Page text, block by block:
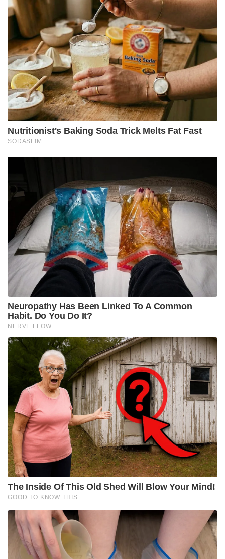
Nutritionist's Baking Soda Trick Melts Fat Fast
SODASLIM
Neuropathy Has Been Linked To A Common
Habit. Do You Do It?
NERVE FLOW
The Inside Of This Old Shed Will Blow Your Mind!
GOOD TO KNOW THIS